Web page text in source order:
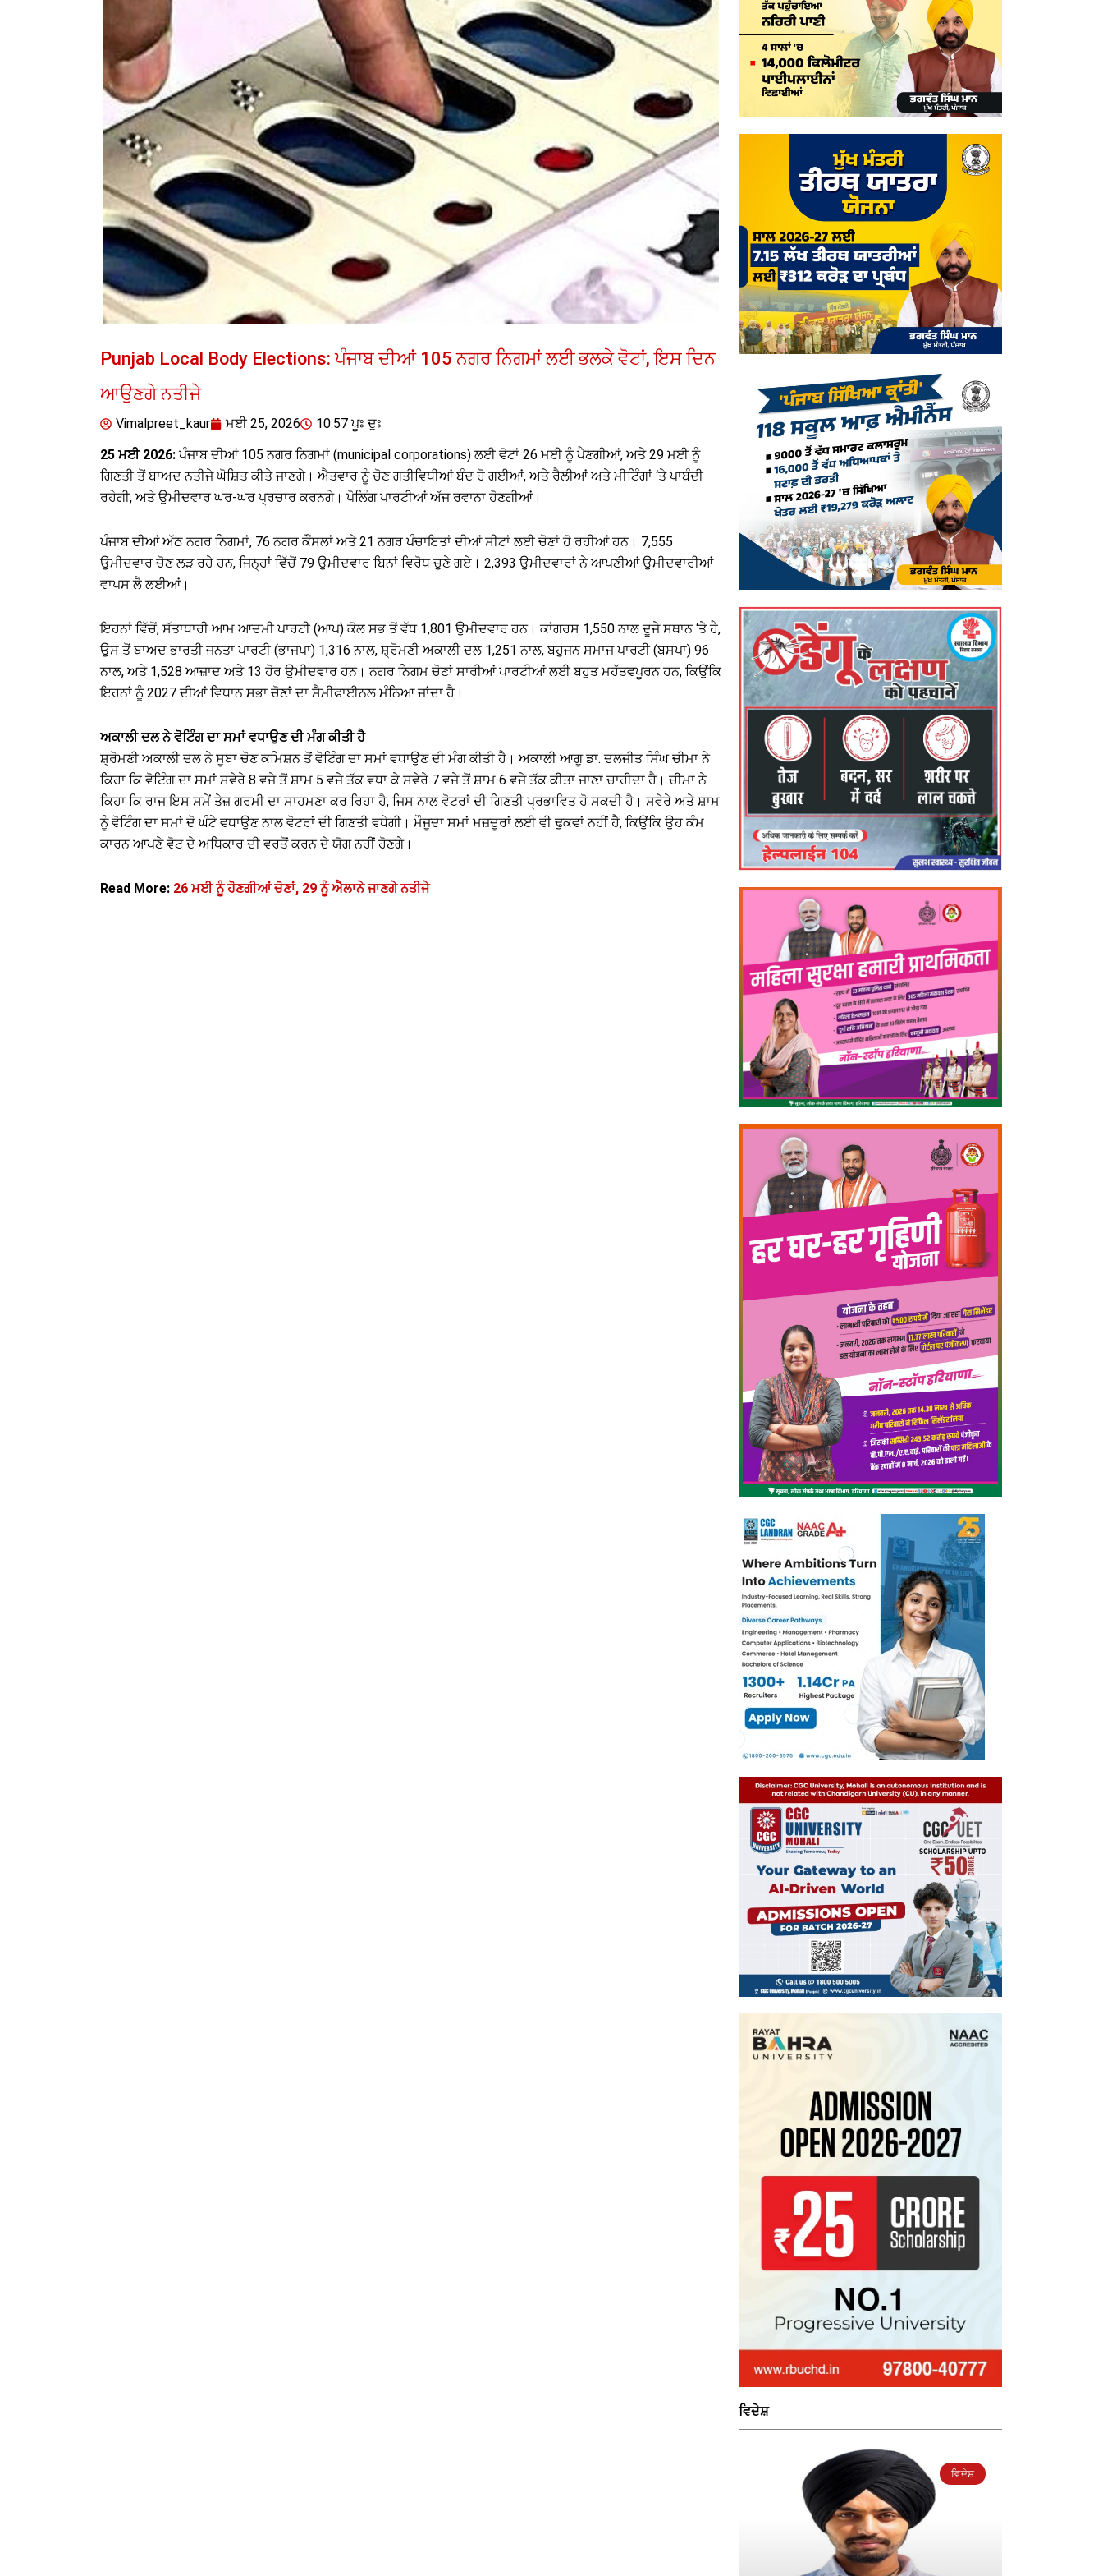
Punjab Local Body Elections: ਪੰਜਾਬ ਦੀਆਂ 105 ਨਗਰ ਨਿਗਮਾਂ ਲਈ ਭਲਕੇ ਵੋਟਾਂ, ਇਸ ਦਿਨ
ਆਉਣਗੇ ਨਤੀਜੇ
Vimalpreet_kaur ਮਈ 25, 2026
10:57 ਪੂਃ ਦੁਃ
25 ਮਈ 2026:ਪੰਜਾਬ ਦੀਆਂ 105 ਨਗਰ ਨਿਗਮਾਂ (municipal corporations) ਲਈ ਵੋਟਾਂ 26 ਮਈ ਨੂੰ ਪੈਣਗੀਆਂ, ਅਤੇ 29 ਮਈ ਨੂੰ
ਗਿਣਤੀ ਤੋਂ ਬਾਅਦ ਨਤੀਜੇ ਘੋਸ਼ਿਤ ਕੀਤੇ ਜਾਣਗੇ। ਐਤਵਾਰ ਨੂੰ ਚੋਣ ਗਤੀਵਿਧੀਆਂ ਬੰਦ ਹੋ ਗਈਆਂ, ਅਤੇ ਰੈਲੀਆਂ ਅਤੇ ਮੀਟਿੰਗਾਂ ‘ਤੇ ਪਾਬੰਦੀ
ਰਹੇਗੀ, ਅਤੇ ਉਮੀਦਵਾਰ ਘਰ-ਘਰ ਪ੍ਰਚਾਰ ਕਰਨਗੇ। ਪੋਲਿੰਗ ਪਾਰਟੀਆਂ ਅੱਜ ਰਵਾਨਾ ਹੋਣਗੀਆਂ।
ਪੰਜਾਬ ਦੀਆਂ ਅੱਠ ਨਗਰ ਨਿਗਮਾਂ, 76 ਨਗਰ ਕੌਂਸਲਾਂ ਅਤੇ 21 ਨਗਰ ਪੰਚਾਇਤਾਂ ਦੀਆਂ ਸੀਟਾਂ ਲਈ ਚੋਣਾਂ ਹੋ ਰਹੀਆਂ ਹਨ। 7,555
ਉਮੀਦਵਾਰ ਚੋਣ ਲੜ ਰਹੇ ਹਨ, ਜਿਨ੍ਹਾਂ ਵਿੱਚੋਂ 79 ਉਮੀਦਵਾਰ ਬਿਨਾਂ ਵਿਰੋਧ ਚੁਣੇ ਗਏ। 2,393 ਉਮੀਦਵਾਰਾਂ ਨੇ ਆਪਣੀਆਂ ਉਮੀਦਵਾਰੀਆਂ
ਵਾਪਸ ਲੈ ਲਈਆਂ।
ਇਹਨਾਂ ਵਿੱਚੋਂ, ਸੱਤਾਧਾਰੀ ਆਮ ਆਦਮੀ ਪਾਰਟੀ (ਆਪ) ਕੋਲ ਸਭ ਤੋਂ ਵੱਧ 1,801 ਉਮੀਦਵਾਰ ਹਨ। ਕਾਂਗਰਸ 1,550 ਨਾਲ ਦੂਜੇ ਸਥਾਨ ‘ਤੇ ਹੈ,
ਉਸ ਤੋਂ ਬਾਅਦ ਭਾਰਤੀ ਜਨਤਾ ਪਾਰਟੀ (ਭਾਜਪਾ) 1,316 ਨਾਲ, ਸ਼੍ਰੋਮਣੀ ਅਕਾਲੀ ਦਲ 1,251 ਨਾਲ, ਬਹੁਜਨ ਸਮਾਜ ਪਾਰਟੀ (ਬਸਪਾ) 96
ਨਾਲ, ਅਤੇ 1,528 ਆਜ਼ਾਦ ਅਤੇ 13 ਹੋਰ ਉਮੀਦਵਾਰ ਹਨ। ਨਗਰ ਨਿਗਮ ਚੋਣਾਂ ਸਾਰੀਆਂ ਪਾਰਟੀਆਂ ਲਈ ਬਹੁਤ ਮਹੱਤਵਪੂਰਨ ਹਨ, ਕਿਉਂਕਿ
ਇਹਨਾਂ ਨੂੰ 2027 ਦੀਆਂ ਵਿਧਾਨ ਸਭਾ ਚੋਣਾਂ ਦਾ ਸੈਮੀਫਾਈਨਲ ਮੰਨਿਆ ਜਾਂਦਾ ਹੈ।
ਅਕਾਲੀ ਦਲ ਨੇ ਵੋਟਿੰਗ ਦਾ ਸਮਾਂ ਵਧਾਉਣ ਦੀ ਮੰਗ ਕੀਤੀ ਹੈ
ਸ਼੍ਰੋਮਣੀ ਅਕਾਲੀ ਦਲ ਨੇ ਸੂਬਾ ਚੋਣ ਕਮਿਸ਼ਨ ਤੋਂ ਵੋਟਿੰਗ ਦਾ ਸਮਾਂ ਵਧਾਉਣ ਦੀ ਮੰਗ ਕੀਤੀ ਹੈ। ਅਕਾਲੀ ਆਗੂ ਡਾ. ਦਲਜੀਤ ਸਿੰਘ ਚੀਮਾ ਨੇ
ਕਿਹਾ ਕਿ ਵੋਟਿੰਗ ਦਾ ਸਮਾਂ ਸਵੇਰੇ 8 ਵਜੇ ਤੋਂ ਸ਼ਾਮ 5 ਵਜੇ ਤੱਕ ਵਧਾ ਕੇ ਸਵੇਰੇ 7 ਵਜੇ ਤੋਂ ਸ਼ਾਮ 6 ਵਜੇ ਤੱਕ ਕੀਤਾ ਜਾਣਾ ਚਾਹੀਦਾ ਹੈ। ਚੀਮਾ ਨੇ
ਕਿਹਾ ਕਿ ਰਾਜ ਇਸ ਸਮੇਂ ਤੇਜ਼ ਗਰਮੀ ਦਾ ਸਾਹਮਣਾ ਕਰ ਰਿਹਾ ਹੈ, ਜਿਸ ਨਾਲ ਵੋਟਰਾਂ ਦੀ ਗਿਣਤੀ ਪ੍ਰਭਾਵਿਤ ਹੋ ਸਕਦੀ ਹੈ। ਸਵੇਰੇ ਅਤੇ ਸ਼ਾਮ
ਨੂੰ ਵੋਟਿੰਗ ਦਾ ਸਮਾਂ ਦੋ ਘੰਟੇ ਵਧਾਉਣ ਨਾਲ ਵੋਟਰਾਂ ਦੀ ਗਿਣਤੀ ਵਧੇਗੀ। ਮੌਜੂਦਾ ਸਮਾਂ ਮਜ਼ਦੂਰਾਂ ਲਈ ਵੀ ਢੁਕਵਾਂ ਨਹੀਂ ਹੈ, ਕਿਉਂਕਿ ਉਹ ਕੰਮ
ਕਾਰਨ ਆਪਣੇ ਵੋਟ ਦੇ ਅਧਿਕਾਰ ਦੀ ਵਰਤੋਂ ਕਰਨ ਦੇ ਯੋਗ ਨਹੀਂ ਹੋਣਗੇ।
Read More: 26 ਮਈ ਨੂੰ ਹੋਣਗੀਆਂ ਚੋਣਾਂ, 29 ਨੂੰ ਐਲਾਨੇ ਜਾਣਗੇ ਨਤੀਜੇ
ਵਿਦੇਸ਼
ਵਿਦੇਸ਼